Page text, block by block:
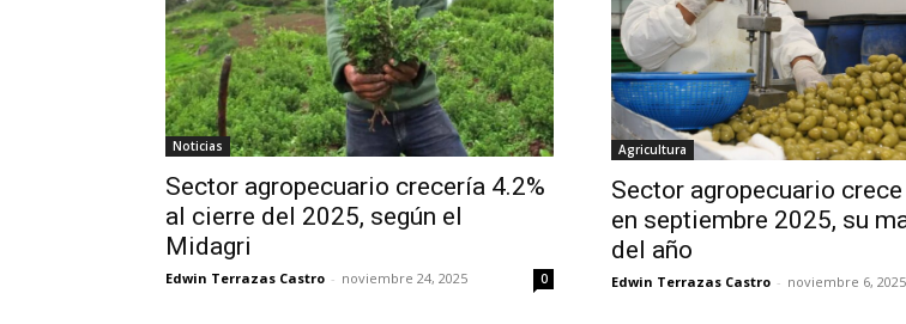
Noticias
Sector agropecuario crecería 4.2%
al cierre del 2025, según el
Midagri
Edwin Terrazas Castro - noviembre 24, 2025 0
Agricultura
Sector agropecuario crece
en septiembre 2025, su
del año
Edwin Terrazas Castro - noviembre 6, 2025